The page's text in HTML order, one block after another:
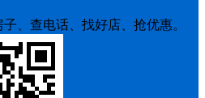
、查电话、找好店、抢优惠。